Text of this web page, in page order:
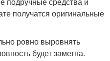
получатся оригинальные
ровно выровнять
будет заметна.